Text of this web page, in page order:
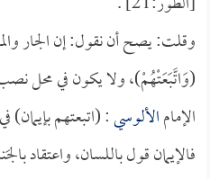
وقلت: يصح أن نقول: إن الجار
(وَاتَّبَعَتْهُمْ)، ولا يكون في محل
الإمامالألوسي: (اتبعتهم بإيمان)
فالإيمان قول باللسان، واعتقاد